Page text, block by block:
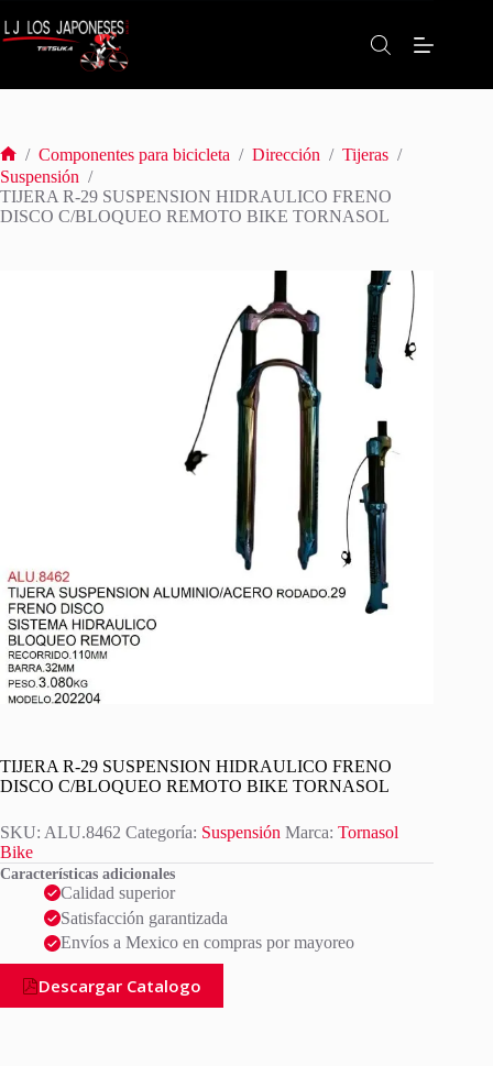
al
contenido
Inicio
/ Componentes para bicicleta / Dirección / Tijeras /
Suspensión /
TIJERA R-29 SUSPENSION HIDRAULICO FRENO
DISCO C/BLOQUEO REMOTO BIKE TORNASOL
TIJERA R-29 SUSPENSION HIDRAULICO FRENO
DISCO C/BLOQUEO REMOTO BIKE TORNASOL
SKU: ALU.8462 Categoría: Suspensión Marca: Tornasol
Bike
Características adicionales
Calidad superior
Satisfacción garantizada
Envíos a Mexico en compras por mayoreo
Descargar Catalogo